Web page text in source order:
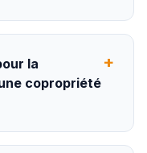
la
copropriété
+